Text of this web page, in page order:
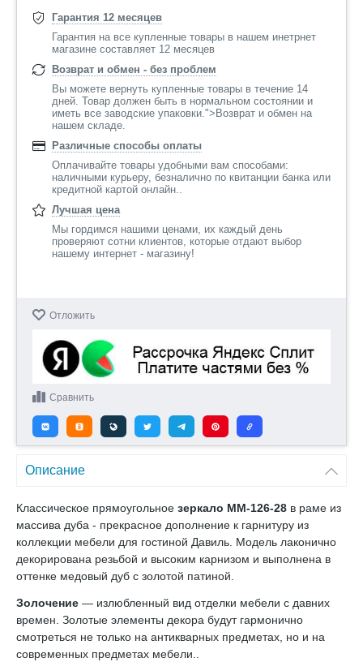
Гарантия 12 месяцев
Гарантия на все купленные товары в нашем инетрнет
магазине составляет 12 месяцев
Возврат и обмен - без проблем
Вы можете вернуть купленные товары в течение 14
дней. Товар должен быть в нормальном состоянии и
иметь все заводские упаковки.">Возврат и обмен на
нашем складе.
Различные способы оплаты
Оплачивайте товары удобными вам способами:
наличными курьеру, безналично по квитанции банка или
кредитной картой онлайн..
Лучшая цена
Мы гордимся нашими ценами, их каждый день
проверяют сотни клиентов, которые отдают выбор
нашему интернет - магазину!
Отложить
Сравнить
Описание
Классическое прямоугольное зеркало ММ-126-28 в раме из
массива дуба - прекрасное дополнение к гарнитуру из
коллекции мебели для гостиной Давиль. Модель лаконично
декорирована резьбой и высоким карнизом и выполнена в
оттенке медовый дуб с золотой патиной.
Золочение — излюбленный вид отделки мебели с давних
времен. Золотые элементы декора будут гармонично
смотреться не только на антикварных предметах, но и на
современных предметах мебели..